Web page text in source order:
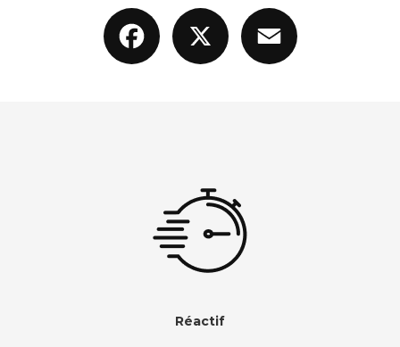
Facebook
Réactif